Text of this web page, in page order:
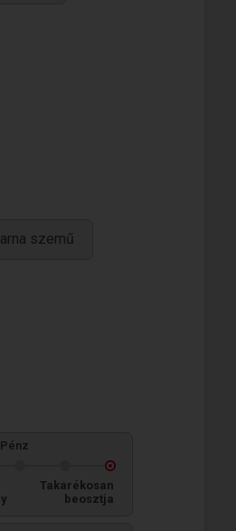
szemű
Pénz
Takarékosan
beosztja